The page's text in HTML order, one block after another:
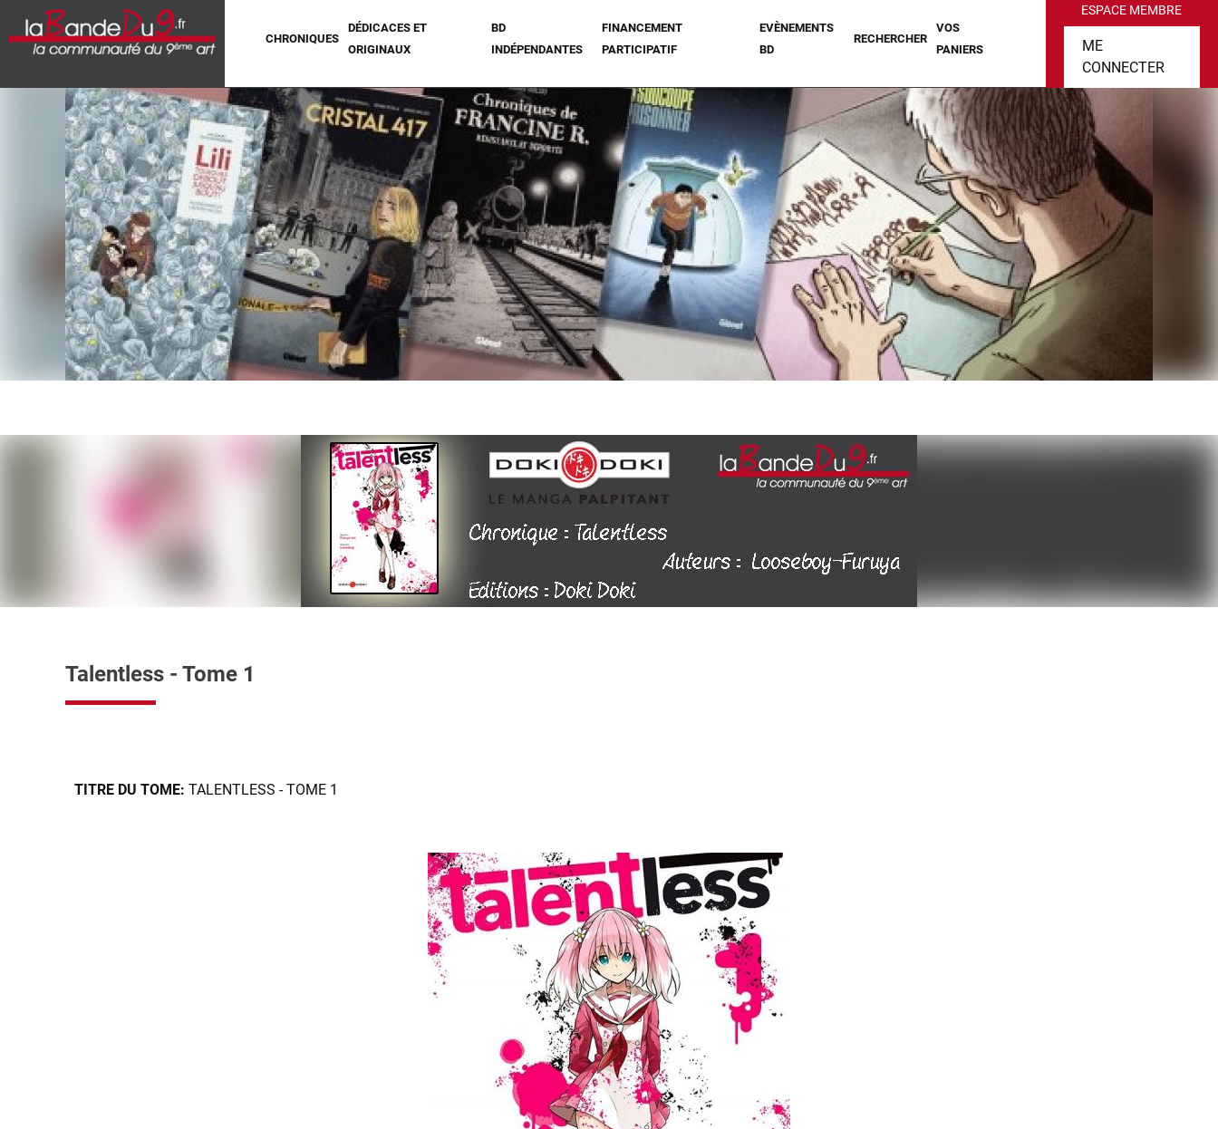
CHRONIQUES
DÉDICACES ET
ORIGINAUX
BD
INDÉPENDANTES
FINANCEMENT
PARTICIPATIF
EVÈNEMENTS
BD
RECHERCHER
VOS
PANIERS
ESPACE MEMBRE
ME
CONNECTER
Talentless - Tome 1
TITRE DU TOME: TALENTLESS - TOME 1